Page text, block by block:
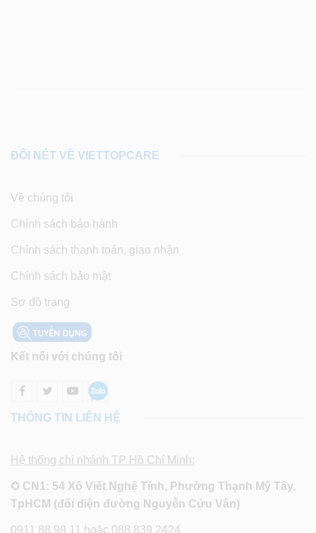
ĐÔI NÉT VỀ VIETTOPCARE
Về chúng tôi
Chính sách bảo hành
Chính sách thanh toán, giao nhận
Chính sách bảo mật
Sơ đồ trang
Kết nối với chúng tôi
THÔNG TIN LIÊN HỆ
Hệ thống chi nhánh TP Hồ Chí Minh:
✪ CN1: 54 Xô Viết Nghệ Tĩnh, Phường Thạnh Mỹ Tây,
TpHCM (đối diện đường Nguyễn Cửu Vân)
0911 88 99 11 hoặc 088 839 2424